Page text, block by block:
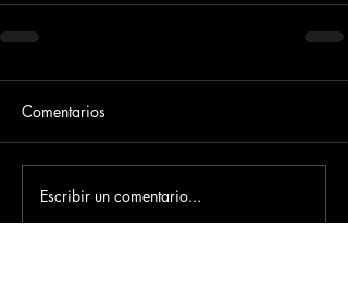
Comentarios
Escribir un comentario...